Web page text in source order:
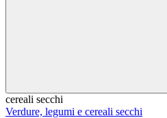
cereali secchi
Verdure, legumi e cereali secchi